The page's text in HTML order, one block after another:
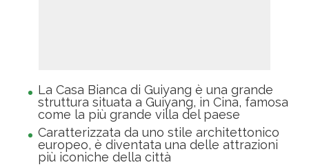
La Casa Bianca di Guiyang è una grande
struttura situata a Guiyang, in Cina, famosa
come la più grande villa del paese
Caratterizzata da uno stile architettonico
europeo, è diventata una delle attrazioni
più iconiche della città